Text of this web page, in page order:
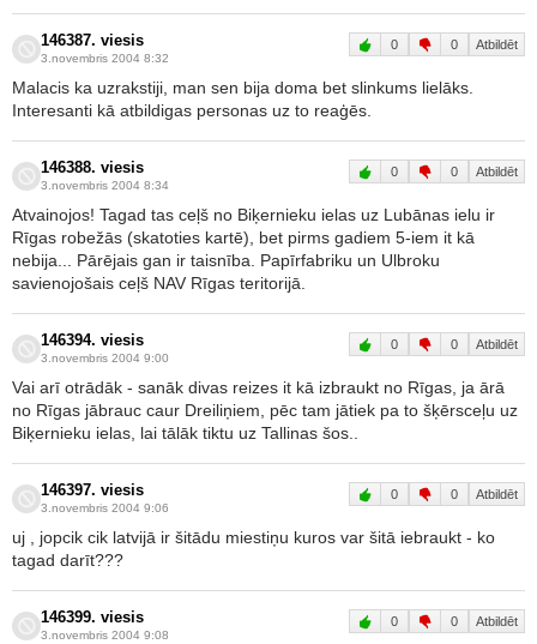
146387. viesis
3.novembris 2004 8:32
0 0 Atbildēt
Malacis ka uzrakstiji, man sen bija doma bet slinkums lielāks.
Interesanti kā atbildigas personas uz to reaģēs.
146388. viesis
3.novembris 2004 8:34
0 0 Atbildēt
Atvainojos! Tagad tas ceļš no Biķernieku ielas uz Lubānas ielu ir
Rīgas robežās (skatoties kartē), bet pirms gadiem 5-iem it kā
nebija... Pārējais gan ir taisnība. Papīrfabriku un Ulbroku
savienojošais ceļš NAV Rīgas teritorijā.
146394. viesis
3.novembris 2004 9:00
0 0 Atbildēt
Vai arī otrādāk - sanāk divas reizes it kā izbraukt no Rīgas, ja ārā
no Rīgas jābrauc caur Dreiliņiem, pēc tam jātiek pa to šķērsceļu uz
Biķernieku ielas, lai tālāk tiktu uz Tallinas šos..
146397. viesis
3.novembris 2004 9:06
0 0 Atbildēt
uj , jopcik cik latvijā ir šitādu miestiņu kuros var šitā iebraukt - ko
tagad darīt???
146399. viesis
3.novembris 2004 9:08
0 0 Atbildēt